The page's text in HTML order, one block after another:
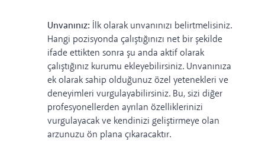
Unvanınız: İlk olarak unvanınızı belirtmelisiniz.
Hangi pozisyonda çalıştığınızı net bir şekilde
ifade ettikten sonra şu anda aktif olarak
çalıştığınız kurumu ekleyebilirsiniz. Unvanınıza
ek olarak sahip olduğunuz özel yetenekleri ve
deneyimleri vurgulayabilirsiniz. Bu, sizi diğer
profesyonellerden ayrılan özelliklerinizi
vurgulayacak ve kendinizi geliştirmeye olan
arzunuzu ön plana çıkaracaktır.